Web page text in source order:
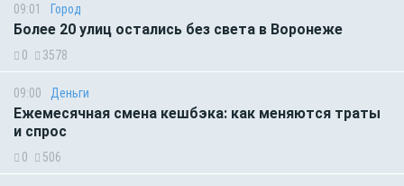
09:01 Город
Более 20 улиц остались без света в Воронеже
0 3578
09:00 Деньги
Ежемесячная смена кешбэка: как меняются траты
и спрос
0 506